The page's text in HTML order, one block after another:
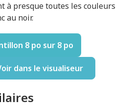
à presque toutes les couleurs
au noir.
8 po sur 8 po
dans le visualiseur